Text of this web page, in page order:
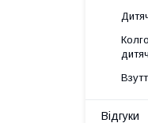
Відгуки